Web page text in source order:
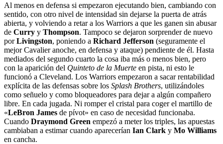
Al menos en defensa si empezaron ejecutando bien, cambiando con
sentido, con otro nivel de intensidad sin dejarse la puerta de atrás
abierta, y volviendo a retar a los Warriors a que les ganen sin abusar
de Curry y Thompson. Tampoco se dejaron sorprender de nuevo
porLivingston, poniendo a Richard Jefferson (seguramente el
mejor Cavalier anoche, en defensa y ataque) pendiente de él. Hasta
mediados del segundo cuarto la cosa iba más o menos bien, pero
con la aparición del Quinteto de la Muerte en pista, ni esto le
funcionó a Cleveland. Los Warriors empezaron a sacar rentabilidad
explícita de las defensas sobre los Splash Brothers, utilizándoles
como señuelo y como bloqueadores para dejar a algún compañero
libre. En cada jugada. Ni romper el cristal para coger el martillo de
«LeBron James de pívot» en caso de necesidad funcionaba.
Cuando Draymond Green empezó a meter los triples, las apuestas
cambiaban a estimar cuando aparecerían Ian Clark y Mo Williams
en cancha.